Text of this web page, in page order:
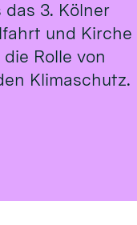
das 3. Kölner
und Kirche
Rolle von
Klimaschutz.